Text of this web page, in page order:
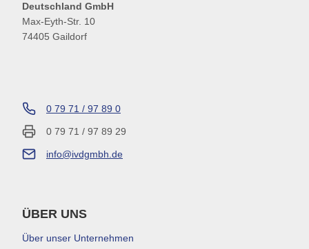
Deutschland GmbH
Max-Eyth-Str. 10
74405 Gaildorf
0 79 71 / 97 89 0
0 79 71 / 97 89 29
info@ivdgmbh.de
ÜBER UNS
Über unser Unternehmen